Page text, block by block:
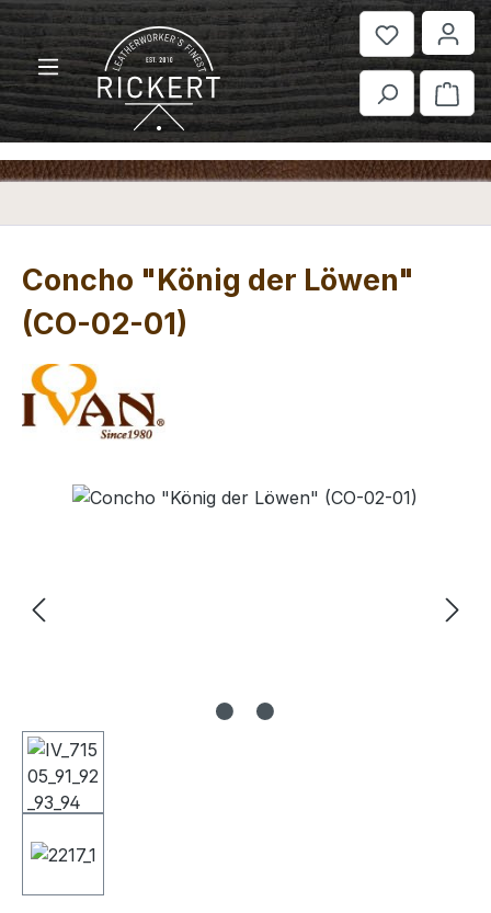
Zum Hauptinhalt springen
Concho "König der Löwen"
(CO-02-01)
Bildergalerie überspringen